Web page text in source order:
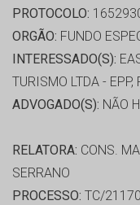
PROTOCOLO:
ORGÃO: FUNDO
INTERESSADO(S):
TURISMO LTDA -
ADVOGADO(S): NÃO
RELATORA: CONS.
SERRANO
PROCESSO: TC/